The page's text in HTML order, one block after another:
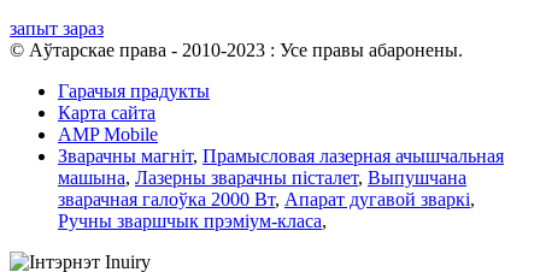
запыт зараз
© Аўтарскае права - 2010-2023 : Усе правы абаронены.
Гарачыя прадукты
Карта сайта
AMP Mobile
Зварачны магніт, Прамысловая лазерная ачышчальная
машына, Лазерны зварачны пісталет, Выпушчана
зварачная галоўка 2000 Вт, Апарат дугавой зваркі,
Ручны зваршчык прэміум-класа,